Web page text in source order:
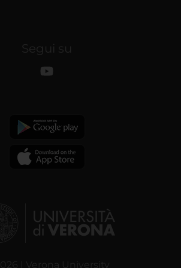
Segui su
| Verona University